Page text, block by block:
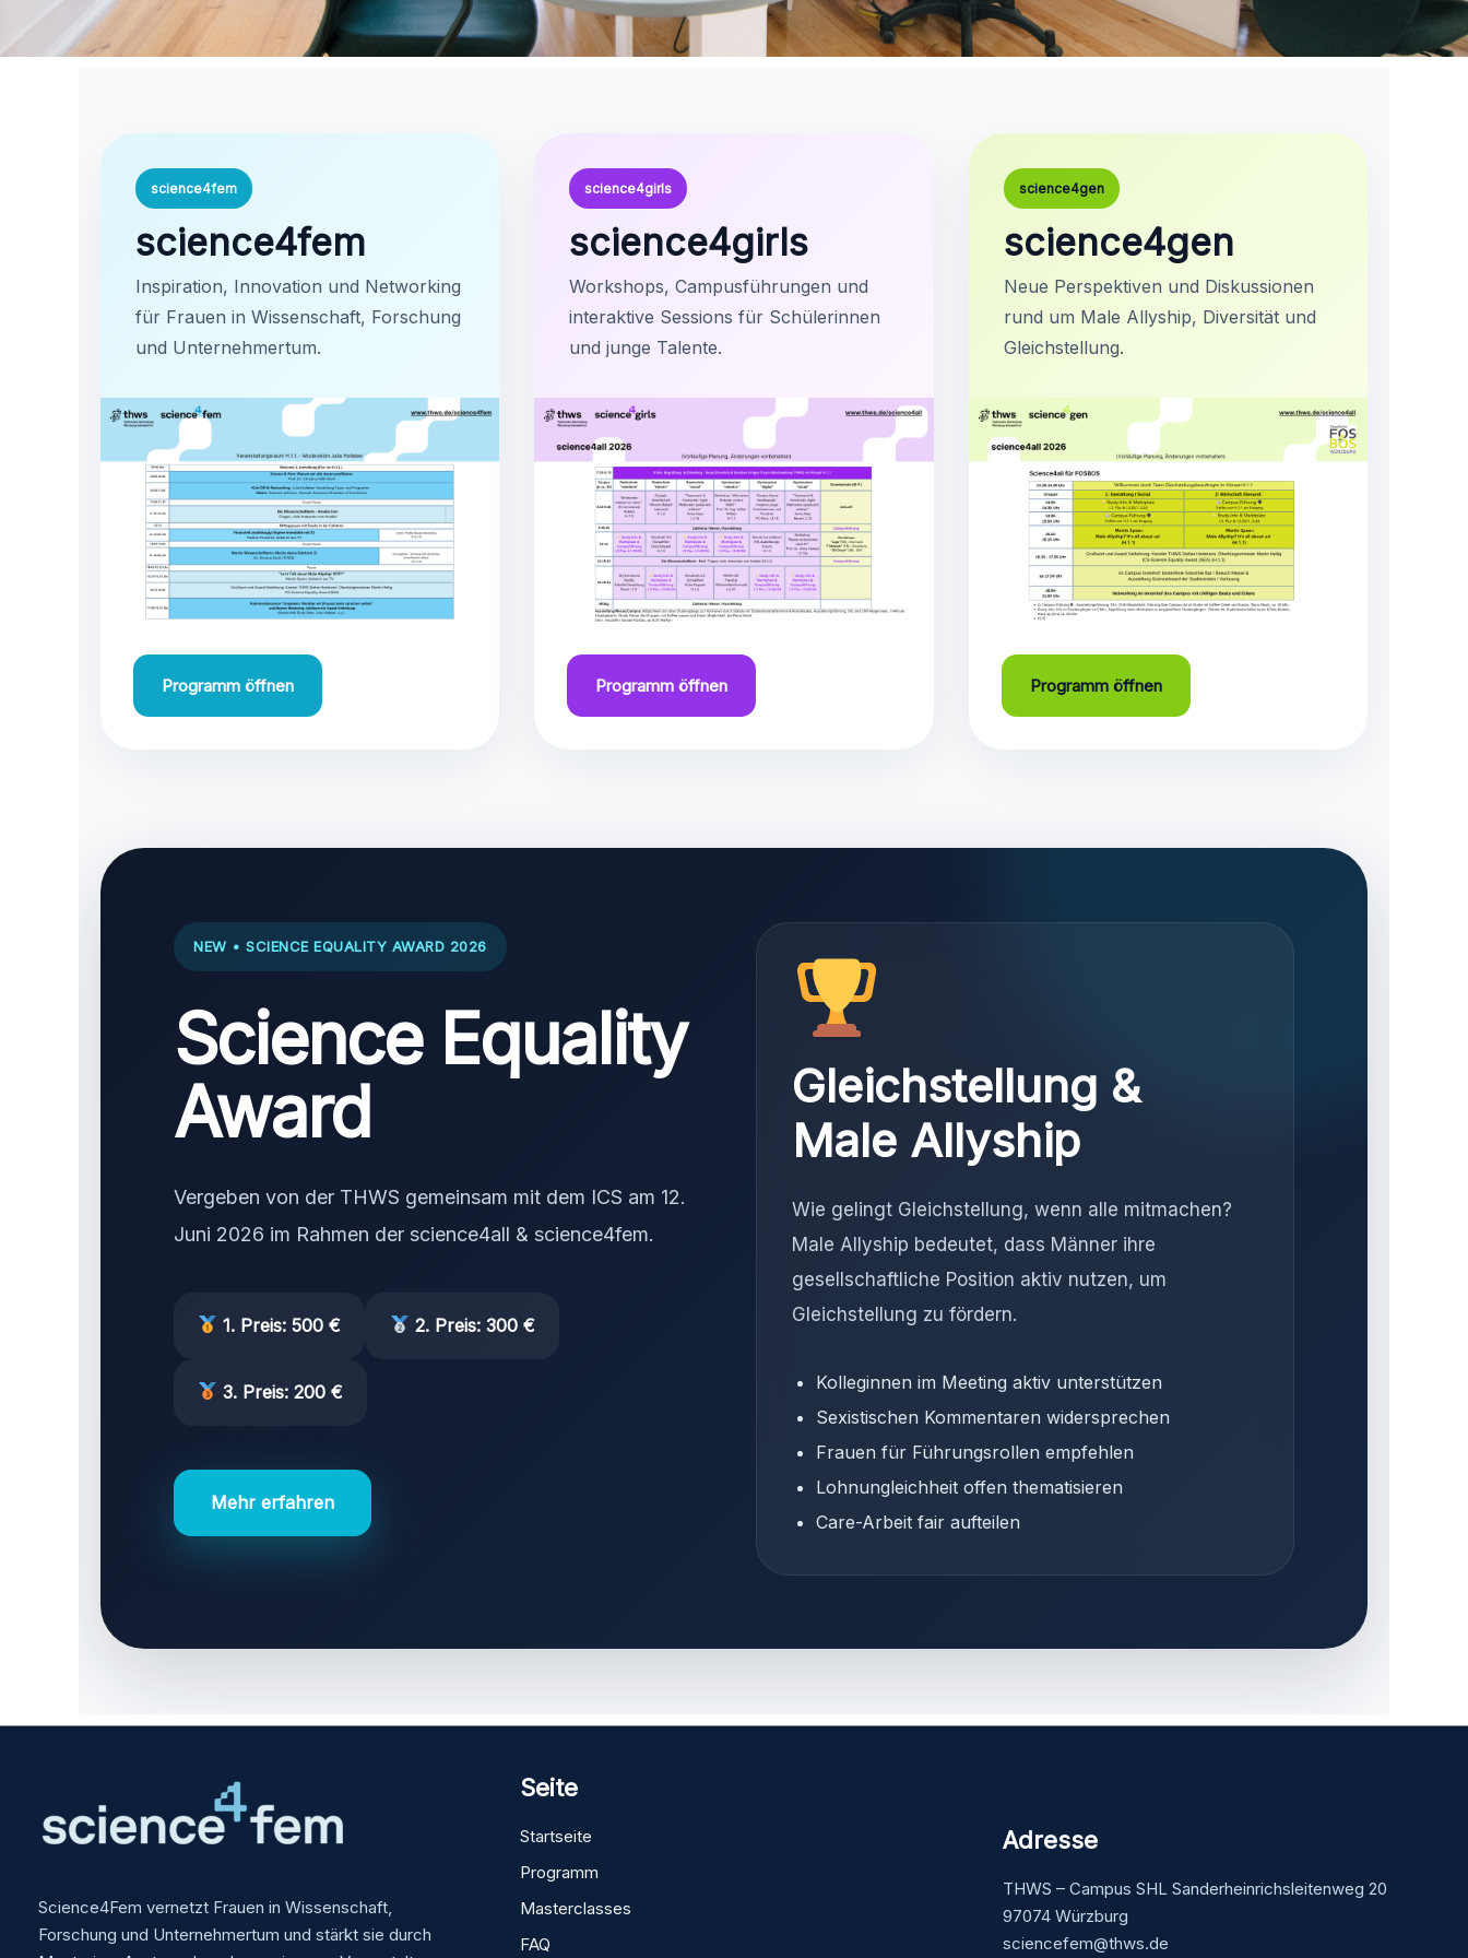
science4fem
science4fem
Inspiration, Innovation und Networking
für Frauen in Wissenschaft, Forschung
und Unternehmertum.
Programm öffnen
science4girls
science4girls
Workshops, Campusführungen und
interaktive Sessions für Schülerinnen
und junge Talente.
Programm öffnen
science4gen
science4gen
Neue Perspektiven und Diskussionen
rund um Male Allyship, Diversität und
Gleichstellung.
Programm öffnen
NEW • SCIENCE EQUALITY AWARD 2026
Science Equality
Award
Vergeben von der THWS gemeinsam mit dem ICS am 12.
Juni 2026 im Rahmen der science4all & science4fem.
1. Preis: 500 € 2. Preis: 300 €
3. Preis: 200 €
Mehr erfahren
Gleichstellung &
Male Allyship
Wie gelingt Gleichstellung, wenn alle mitmachen?
Male Allyship bedeutet, dass Männer ihre
gesellschaftliche Position aktiv nutzen, um
Gleichstellung zu fördern.
Kolleginnen im Meeting aktiv unterstützen
Sexistischen Kommentaren widersprechen
Frauen für Führungsrollen empfehlen
Lohnungleichheit offen thematisieren
Care-Arbeit fair aufteilen
Science4Fem vernetzt Frauen in Wissenschaft,
Forschung und Unternehmertum und stärkt sie durch
Seite
Startseite
Programm
Masterclasses
FAQ
Adresse
THWS – Campus SHL Sanderheinrichsleitenweg 20
97074 Würzburg
sciencefem@thws.de